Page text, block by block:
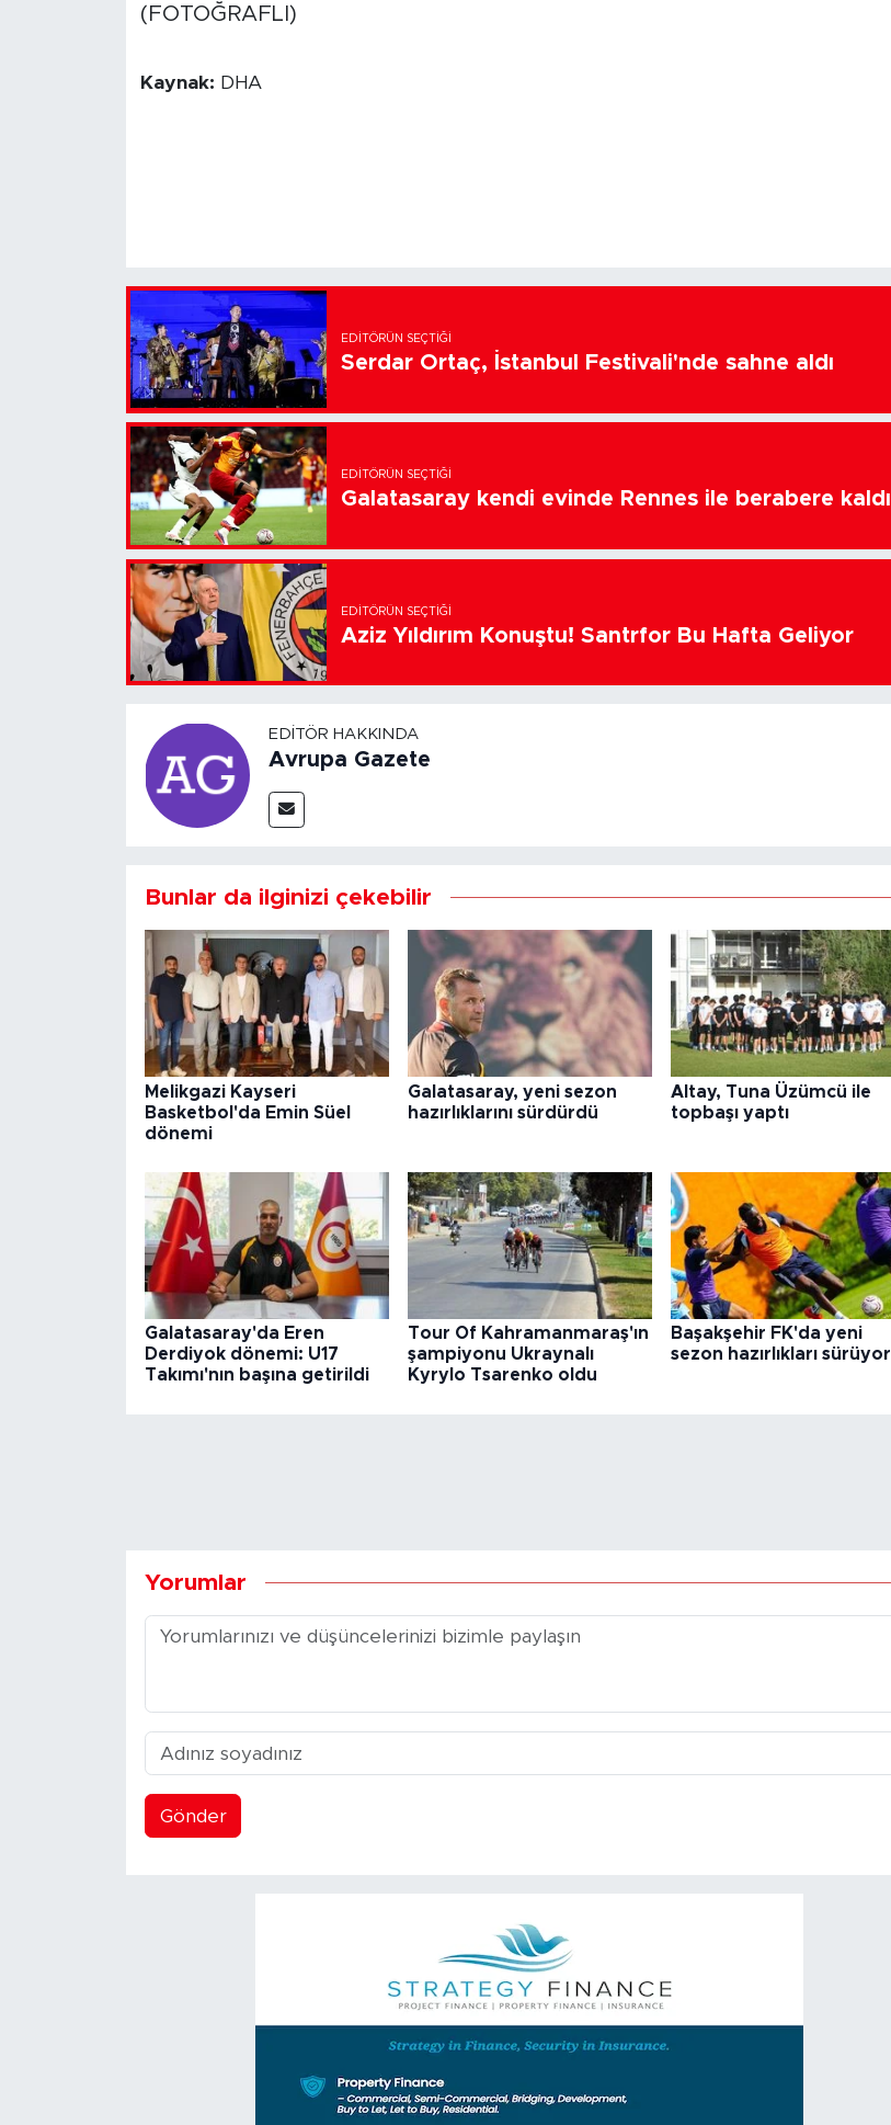
(FOTOĞRAFLI)
Kaynak: DHA
EDITÖRÜN SEÇTIĞI
Serdar Ortaç, İstanbul Festivali'nde sahne aldı
EDITÖRÜN SEÇTIĞI
Galatasaray kendi evinde Rennes ile berabere kaldı
EDITÖRÜN SEÇTIĞI
Aziz Yıldırım Konuştu! Santrfor Bu Hafta Geliyor
EDITÖR HAKKINDA
Avrupa Gazete
Bunlar da ilginizi çekebilir
Melikgazi Kayseri
Basketbol'da Emin Süel
dönemi
Galatasaray, yeni sezon
hazırlıklarını sürdürdü
Altay, Tuna Üzümcü ile
topbaşı yaptı
Galatasaray'da Eren
Derdiyok dönemi: U17
Takımı'nın başına getirildi
Tour Of Kahramanmaraş'ın
şampiyonu Ukraynalı
Kyrylo Tsarenko oldu
Başakşehir FK'da yeni
sezon hazırlıkları sürüyor
Yorumlar
Gönder